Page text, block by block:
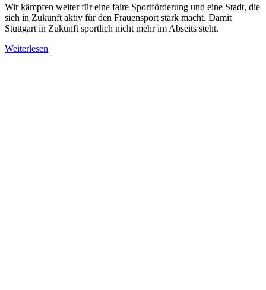
Wir kämpfen weiter für eine faire Sportförderung und eine Stadt, die
sich in Zukunft aktiv für den Frauensport stark macht. Damit
Stuttgart in Zukunft sportlich nicht mehr im Abseits steht.
Weiterlesen